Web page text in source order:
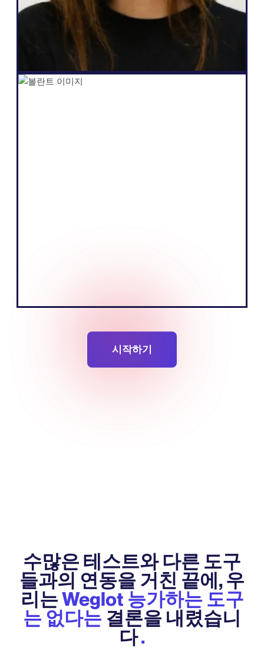
살로메 아마르
시작하기
수많은 테스트와 다른 도구
들과의 연동을 거친 끝에, 우
리는Weglot 능가하는 도구
는 없다는 결론을 내렸습니
다.